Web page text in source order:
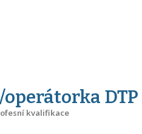
DTP
kvalifikace